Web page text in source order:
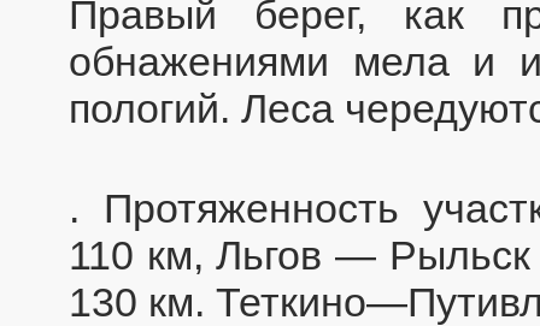
Правый берег, как
обнажениями мела и
пологий. Леса
. Протяженность
110 км, Льгов —
130 км.